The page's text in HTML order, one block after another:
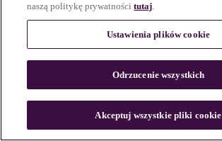
n
naszą politykę prywatnościtutaj.
Ustawienia plików cookie
Odrzucenie wszystkich
Akceptuj wszystkie pliki cookie